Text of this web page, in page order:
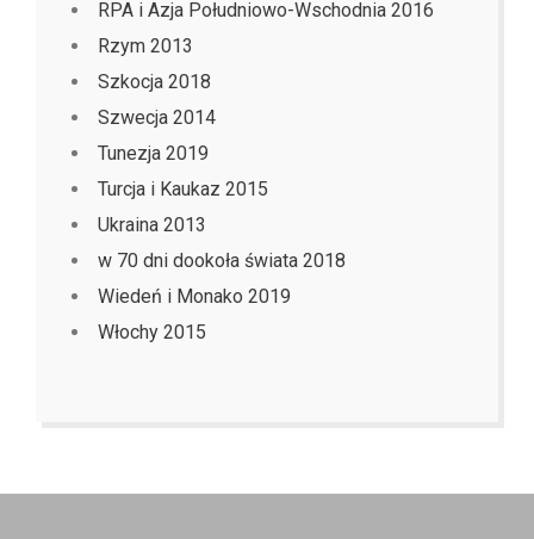
RPA i Azja Południowo-Wschodnia 2016
Rzym 2013
Szkocja 2018
Szwecja 2014
Tunezja 2019
Turcja i Kaukaz 2015
Ukraina 2013
w 70 dni dookoła świata 2018
Wiedeń i Monako 2019
Włochy 2015